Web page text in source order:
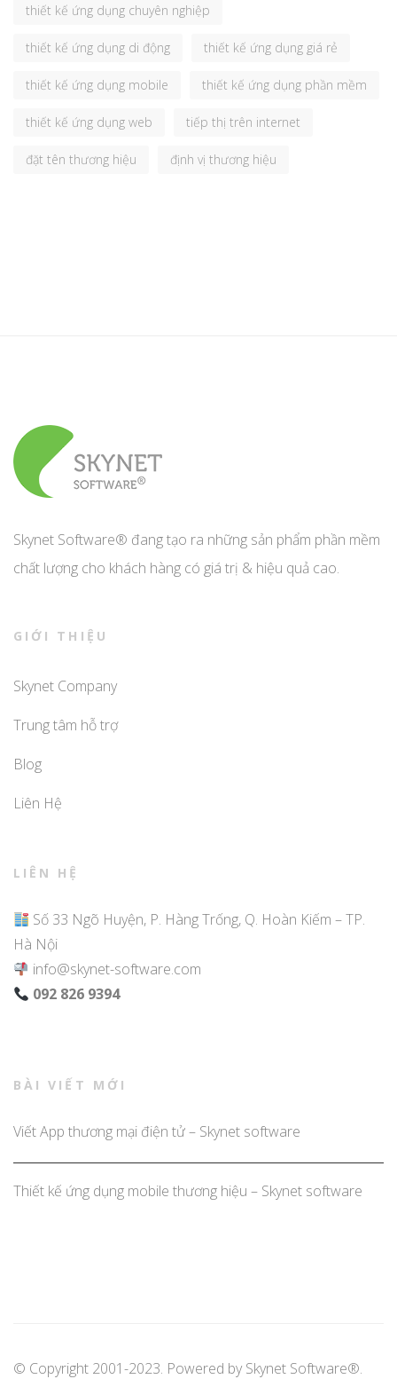
thiết kế ứng dụng chuyên nghiệp
thiết kế ứng dụng di động thiết kế ứng dụng giá rẻ
thiết kế ứng dụng mobile thiết kế ứng dụng phần mềm
thiết kế ứng dụng web tiếp thị trên internet
đặt tên thương hiệu định vị thương hiệu
Skynet Software® đang tạo ra những sản phẩm phần mềm
chất lượng cho khách hàng có giá trị & hiệu quả cao.
GIỚI THIỆU
Skynet Company
Trung tâm hỗ trợ
Blog
Liên Hệ
LIÊN HỆ
Số 33 Ngõ Huyện, P. Hàng Trống, Q. Hoàn Kiếm – TP.
Hà Nội
info@skynet-software.com
092 826 9394
BÀI VIẾT MỚI
Viết App thương mại điện tử – Skynet software
Thiết kế ứng dụng mobile thương hiệu – Skynet software
© Copyright 2001-2023. Powered by Skynet Software®.